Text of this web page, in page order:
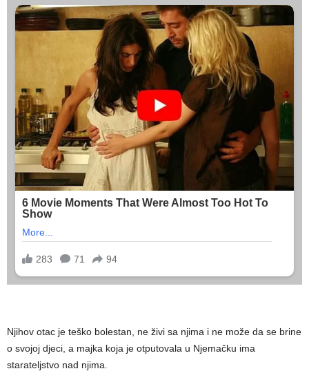
Njihov otac je teško bolestan, ne živi sa njima i ne može da se brine
o svojoj djeci, a majka koja je otputovala u Njemačku ima
starateljstvo nad njima.